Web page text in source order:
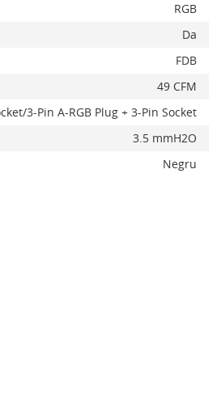
RGB
Da
FDB
49 CFM
3-Pin A-RGB Plug + 3-Pin Socket
3.5 mmH2O
Negru